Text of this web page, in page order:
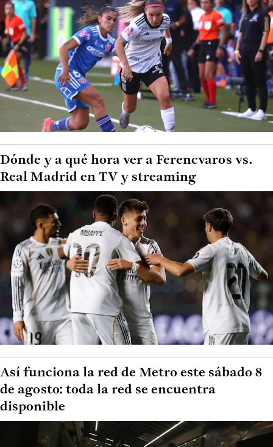
Dónde y a qué hora ver a Ferencvaros vs.
Real Madrid en TV y streaming
Así funciona la red de Metro este sábado 8
de agosto: toda la red se encuentra
disponible